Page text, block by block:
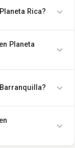
Rica?
Planeta